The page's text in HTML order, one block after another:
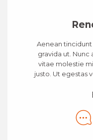
Aenean
gravida ut. Nunc
vitae molestie
justo. Ut egestas